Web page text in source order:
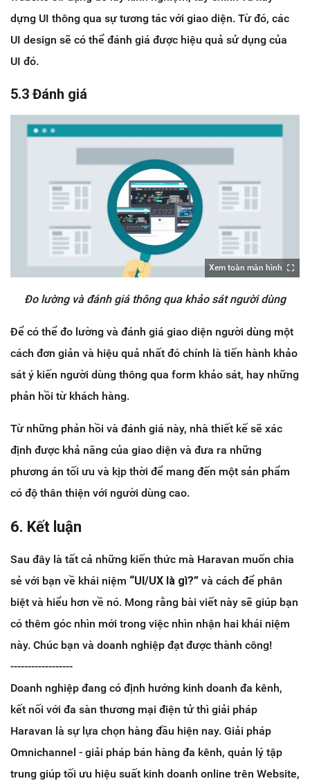
dựng UI thông qua sự tương tác với giao diện. Từ đó, các
UI design sẽ có thể đánh giá được hiệu quả sử dụng của
UI đó.
5.3 Đánh giá
Xem toàn màn hình
Đo lường và đánh giá thông qua khảo sát người dùng
Để có thể đo lường và đánh giá giao diện người dùng một
cách đơn giản và hiệu quả nhất đó chính là tiến hành khảo
sát ý kiến người dùng thông qua form khảo sát, hay những
phản hồi từ khách hàng.
Từ những phản hồi và đánh giá này, nhà thiết kế sẽ xác
định được khả năng của giao diện và đưa ra những
phương án tối ưu và kịp thời để mang đến một sản phẩm
có độ thân thiện với người dùng cao.
6. Kết luận
Sau đây là tất cả những kiến thức mà Haravan muốn chia
sẻ với bạn về khái niệm “UI/UX là gì?” và cách để phân
biệt và hiểu hơn về nó. Mong rằng bài viết này sẽ giúp bạn
có thêm góc nhìn mới trong việc nhìn nhận hai khái niệm
này. Chúc bạn và doanh nghiệp đạt được thành công!
------------------
Doanh nghiệp đang có định hướng kinh doanh đa kênh,
kết nối với đa sàn thương mại điện tử thì giải pháp
Haravan là sự lựa chọn hàng đầu hiện nay. Giải pháp
Omnichannel - giải pháp bán hàng đa kênh, quản lý tập
trung giúp tối ưu hiệu suất kinh doanh online trên Website,